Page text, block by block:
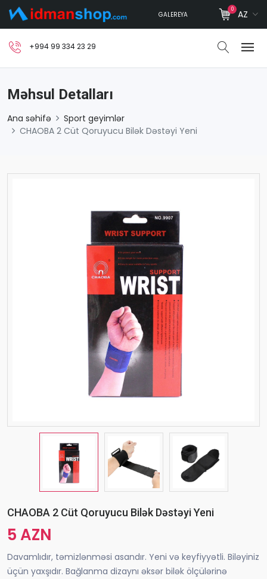
GALEREYA
0 AZ
+994 99 334 23 29
Məhsul Detalları
Ana səhifə
Sport geyimlər
CHAOBA 2 Cüt Qoruyucu Bilək Dəstəyi Yeni
CHAOBA 2 Cüt Qoruyucu Bilək Dəstəyi Yeni
5 AZN
Davamlıdır, təmizlənməsi asandır. Yeni və keyfiyyətli. Biləyiniz
üçün yaxşıdır. Bağlanma dizaynı əksər bilək ölçülərinə